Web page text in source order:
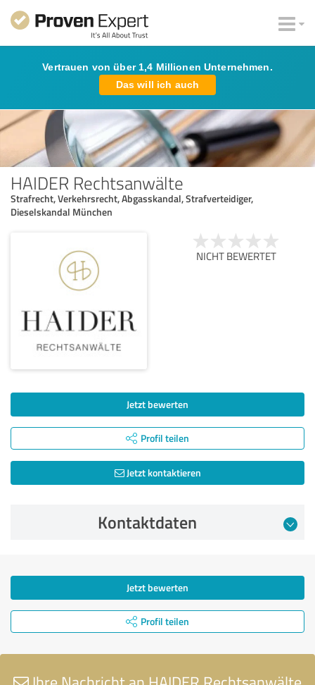
Vertrauen von über 1,4 Millionen Unternehmen.
Das will ich auch
HAIDER Rechtsanwälte
Strafrecht, Verkehrsrecht, Abgasskandal, Strafverteidiger,
Dieselskandal München
NICHT BEWERTET
Jetzt bewerten
Profil teilen
Jetzt kontaktieren
Kontaktdaten
Jetzt bewerten
Profil teilen